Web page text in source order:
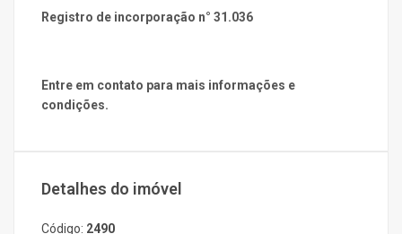
Registro de incorporação n° 31.036
Entre em contato para mais informações e
condições.
Detalhes do imóvel
Código: 2490